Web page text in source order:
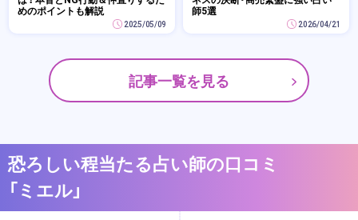
めのポイントも解説
2025/05/09
師5選
2026/04/21
記事一覧を見る
恐ろしい程当たる占い師の口コミ
「ミエル」